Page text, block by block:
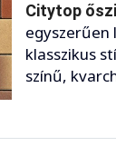
Citytop
egyszerűen
klasszikus
színű,